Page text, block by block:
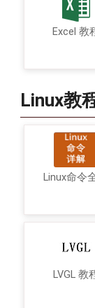
Excel 教
Linux教
Linux命令
LVGL 教